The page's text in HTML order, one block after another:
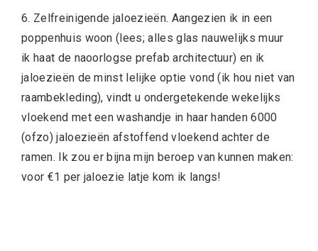
6. Zelfreinigende jaloezieën. Aangezien ik in een
poppenhuis woon (lees; alles glas nauwelijks muur
ik haat de naoorlogse prefab architectuur) en ik
jaloezieën de minst lelijke optie vond (ik hou niet van
raambekleding), vindt u ondergetekende wekelijks
vloekend met een washandje in haar handen 6000
(ofzo) jaloezieën afstoffend vloekend achter de
ramen. Ik zou er bijna mijn beroep van kunnen maken:
voor €1 per jaloezie latje kom ik langs!